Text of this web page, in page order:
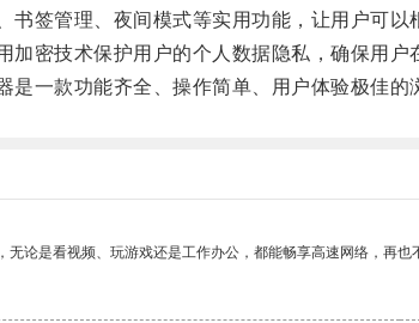
签管理、夜间模式等实用功能，让用户可以
密技术保护用户的个人数据隐私，确保用户
一款功能齐全、操作简单、用户体验极佳的
论是看视频、玩游戏还是工作办公，都能畅享高速网络，再也